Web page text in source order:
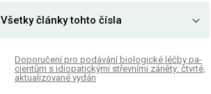
Všetky články tohto čísla
Doporučení pro podávání bio­logické léčby pa­
cientům s idiopatickými střevními záněty: čtvrté,
aktualizované vydán